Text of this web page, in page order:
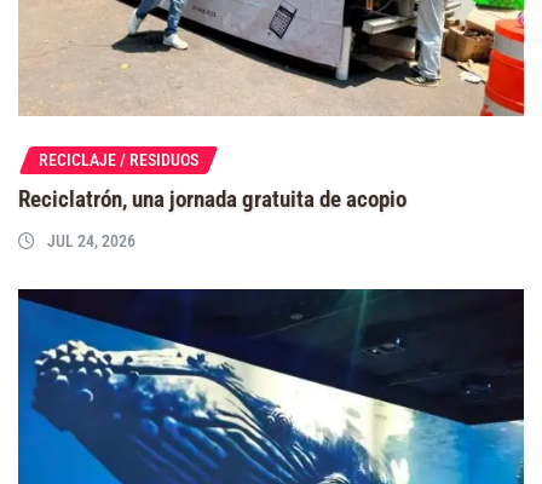
RECICLAJE / RESIDUOS
Reciclatrón, una jornada gratuita de acopio
JUL 24, 2026